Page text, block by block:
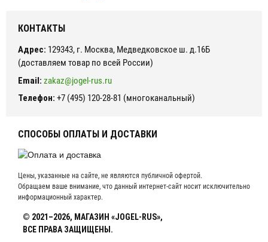
СПОСОБЫ ОПЛАТЫ И ДОСТАВКИ
Цены, указанные на сайте, не являются публичной офертой.
Обращаем ваше внимание, что данный интернет-сайт носит исключительно
информационный характер.
© 2021–2026, МАГАЗИН «JOGEL-RUS»,
ВСЕ ПРАВА ЗАЩИЩЕНЫ.
КОНТАКТЫ
Адрес: 129343, г. Москва, Медведковское ш. д.16Б
(доставляем товар по всей России)
Email: zakaz@jogel-rus.ru
Телефон: +7 (495) 120-28-81 (многоканальный)